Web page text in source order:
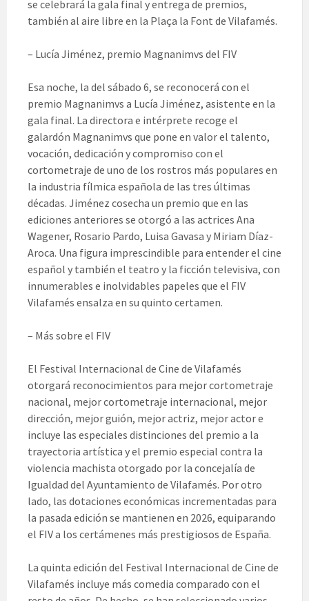
se celebrará la gala final y entrega de premios,
también al aire libre en la Plaça la Font de Vilafamés.
– Lucía Jiménez, premio Magnanimvs del FIV
Esa noche, la del sábado 6, se reconocerá con el
premio Magnanimvs a Lucía Jiménez, asistente en la
gala final. La directora e intérprete recoge el
galardón Magnanimvs que pone en valor el talento,
vocación, dedicación y compromiso con el
cortometraje de uno de los rostros más populares en
la industria fílmica española de las tres últimas
décadas. Jiménez cosecha un premio que en las
ediciones anteriores se otorgó a las actrices Ana
Wagener, Rosario Pardo, Luisa Gavasa y Miriam Díaz-
Aroca. Una figura imprescindible para entender el cine
español y también el teatro y la ficción televisiva, con
innumerables e inolvidables papeles que el FIV
Vilafamés ensalza en su quinto certamen.
– Más sobre el FIV
El Festival Internacional de Cine de Vilafamés
otorgará reconocimientos para mejor cortometraje
nacional, mejor cortometraje internacional, mejor
dirección, mejor guión, mejor actriz, mejor actor e
incluye las especiales distinciones del premio a la
trayectoria artística y el premio especial contra la
violencia machista otorgado por la concejalía de
Igualdad del Ayuntamiento de Vilafamés. Por otro
lado, las dotaciones económicas incrementadas para
la pasada edición se mantienen en 2026, equiparando
el FIV a los certámenes más prestigiosos de España.
La quinta edición del Festival Internacional de Cine de
Vilafamés incluye más comedia comparado con el